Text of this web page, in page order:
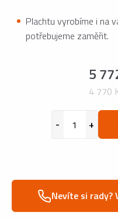
Plachtu vyrobíme i na
potřebujeme zaměřit.
5
4 770
Nevíte si rady?